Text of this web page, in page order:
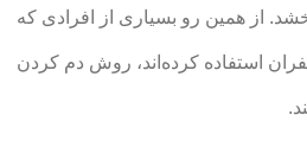
از همین رو بسیاری از افرادی که
استفاده کرده‌اند، روش دم کردن